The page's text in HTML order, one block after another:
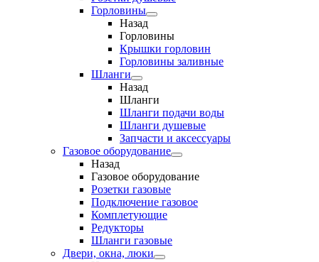
Горловины
Назад
Горловины
Крышки горловин
Горловины заливные
Шланги
Назад
Шланги
Шланги подачи воды
Шланги душевые
Запчасти и аксессуары
Газовое оборудование
Назад
Газовое оборудование
Розетки газовые
Подключение газовое
Комплетующие
Редукторы
Шланги газовые
Двери, окна, люки